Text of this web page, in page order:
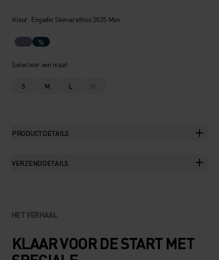
Kleur: Engadin Skimarathon 2025 Men
%
Selecteer een maat
S M L XL
PRODUCTDETAILS
VERZENDDETAILS
HET VERHAAL
KLAAR VOOR DE START MET